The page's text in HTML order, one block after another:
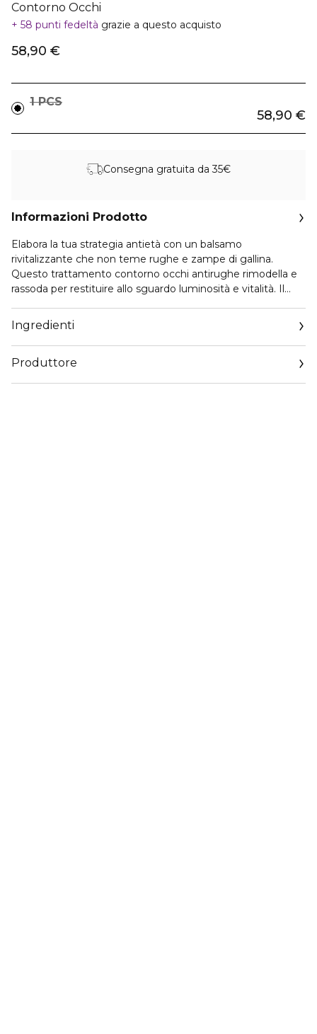
Contorno Occhi
58 punti fedeltà grazie a questo acquisto
58,90 €
1 PCS
58,90 €
Consegna gratuita da 35€
Informazioni Prodotto
Elabora la tua strategia antietà con un balsamo
rivitalizzante che non teme rughe e zampe di gallina.
Questo trattamento contorno occhi antirughe rimodella e
rassoda per restituire allo sguardo luminosità e vitalità. Il
finish mat e fresco.
Ingredienti
Produttore